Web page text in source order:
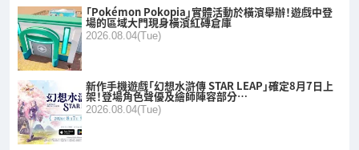
「Pokémon Pokopia」實體活動於橫濱舉辦！遊戲中登
場的區域大門現身橫濱紅磚倉庫
2026.08.04(Tue)
新作手機遊戲「幻想水滸傳 STAR LEAP」確定8月7日上
架！登場角色聲優及繪師陣容部分…
2026.08.04(Tue)